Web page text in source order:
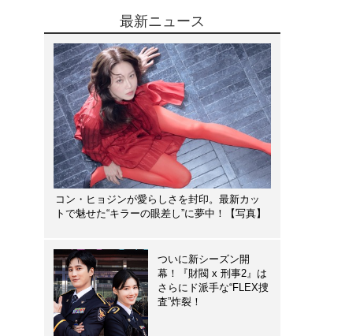
最新ニュース
コン・ヒョジンが愛らしさを封印。最新カッ
トで魅せた“キラーの眼差し”に夢中！【写真】
ついに新シーズン開
幕！『財閥 x 刑事2』は
さらにド派手な“FLEX捜
査”炸裂！